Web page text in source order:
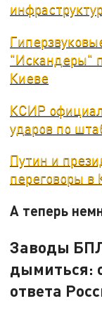
"Искандеры"
Киеве
КСИР
ударов по
Путин и
переговоры в
А теперь
Заводы
дымиться:
ответа